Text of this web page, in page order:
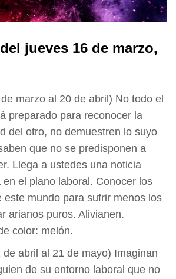
jueves 16 de marzo,
marzo al 20 de abril) No todo el
preparado para reconocer la
del otro, no demuestren lo suyo
que no se predisponen a
Llega a ustedes una noticia
en el plano laboral. Conocer los
este mundo para sufrir menos los
arianos puros. Alivianen.
color: melón.
de abril al 21 de mayo) Imaginan
de su entorno laboral que no